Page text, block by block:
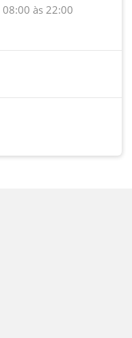
08:00 às 22:00